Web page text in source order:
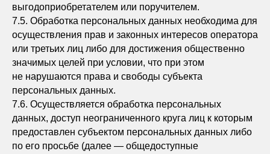
выгодоприобретателем или поручителем.
7.5. Обработка персональных данных необходима для
осуществления прав и законных интересов оператора
или третьих лиц либо для достижения общественно
значимых целей при условии, что при этом
не нарушаются права и свободы субъекта
персональных данных.
7.6. Осуществляется обработка персональных
данных, доступ неограниченного круга лиц к которым
предоставлен субъектом персональных данных либо
по его просьбе (далее — общедоступные